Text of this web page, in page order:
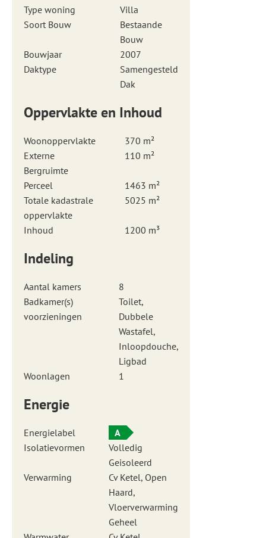
Type woning
Villa
Soort Bouw
Bestaande
Bouw
Bouwjaar
2007
Daktype
Samengesteld
Dak
Oppervlakte en Inhoud
Woonoppervlakte
370 m²
Externe
Bergruimte
110 m²
Perceel
1463 m²
Totale kadastrale
oppervlakte
5025 m²
Inhoud 1200 m³
Indeling
Aantal kamers
8
Badkamer(s)
voorzieningen
Toilet,
Dubbele
Wastafel,
Inloopdouche,
Ligbad
Woonlagen
1
Energie
Energielabel
A
Isolatievormen
Volledig
Geisoleerd
Verwarming
Cv Ketel, Open
Haard,
Vloerverwarming
Geheel